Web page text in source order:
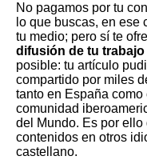
No pagamos por tu
lo que buscas, en ese
tu medio; pero sí te
difusión de tu trabajo
posible: tu artículo
compartido por miles
tanto en España como
comunidad
del Mundo. Es por ello
contenidos en otros
castellano.